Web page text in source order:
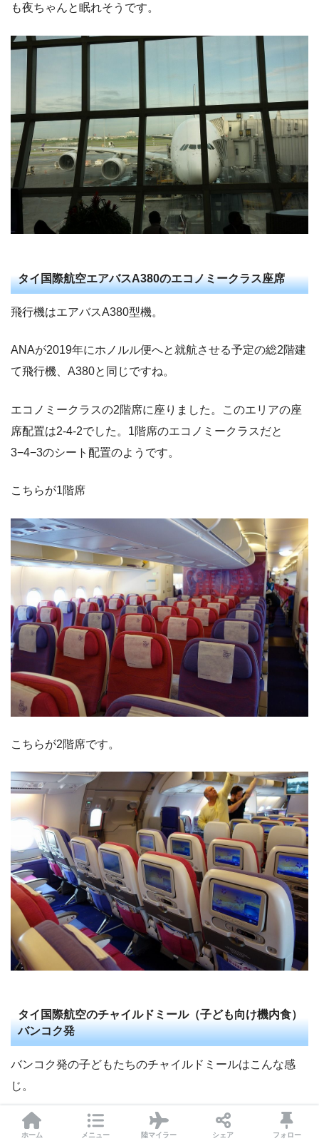
も夜ちゃんと眠れそうです。
タイ国際航空エアバスA380のエコノミークラス座席
飛行機はエアバスA380型機。
ANAが2019年にホノルル便へと就航させる予定の総2階建
て飛行機、A380と同じですね。
エコノミークラスの2階席に座りました。このエリアの座
席配置は2-4-2でした。1階席のエコノミークラスだと
3−4−3のシート配置のようです。
こちらが1階席
こちらが2階席です。
タイ国際航空のチャイルドミール（子ども向け機内食）
バンコク発
バンコク発の子どもたちのチャイルドミールはこんな感
じ。
温かいクロワッサンにポテトとゆで卵。マフィンに果物で
ホーム メニュー 陸マイラー シェア フォロー